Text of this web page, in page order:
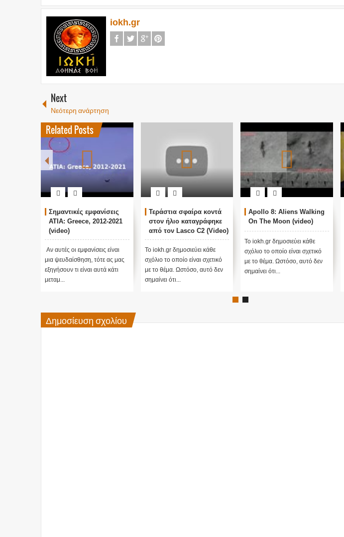
iokh.gr
Next
Νεότερη ανάρτηση
Related Posts
Σημαντικές εμφανίσεις
ATIA: Greece, 2012-2021
(video)
Αν αυτές οι εμφανίσεις είναι
μια ψευδαίσθηση, τότε ας μας
εξηγήσουν τι είναι αυτά κάτι
μεταμ...
Τεράστια σφαίρα κοντά
στον ήλιο καταγράφηκε
από τον Lasco C2 (Video)
Το iokh.gr δημοσιεύει κάθε
σχόλιο το οποίο είναι σχετικό
με το θέμα. Ωστόσο, αυτό δεν
σημαίνει ότι...
Apollo 8: Aliens Walking
On The Moon (video)
Το iokh.gr δημοσιεύει κάθε
σχόλιο το οποίο είναι σχετικό
με το θέμα. Ωστόσο, αυτό δεν
σημαίνει ότι...
Δημοσίευση σχολίου